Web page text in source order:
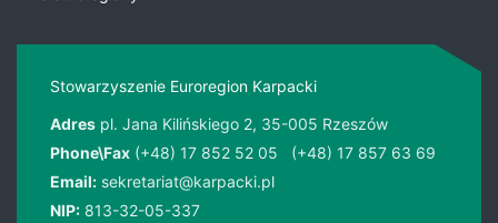
Stowarzyszenie Euroregion Karpacki
Adres pl. Jana Kilińskiego 2, 35-005 Rzeszów
Phone\Fax (+48) 17 852 52 05
(+48) 17 857 63 69
Email: sekretariat@karpacki.pl
NIP: 813-32-05-337